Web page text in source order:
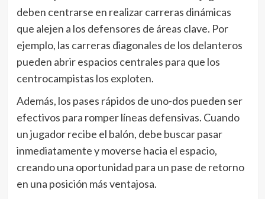
deben centrarse en realizar carreras dinámicas
que alejen a los defensores de áreas clave. Por
ejemplo, las carreras diagonales de los delanteros
pueden abrir espacios centrales para que los
centrocampistas los exploten.
Además, los pases rápidos de uno-dos pueden ser
efectivos para romper líneas defensivas. Cuando
un jugador recibe el balón, debe buscar pasar
inmediatamente y moverse hacia el espacio,
creando una oportunidad para un pase de retorno
en una posición más ventajosa.